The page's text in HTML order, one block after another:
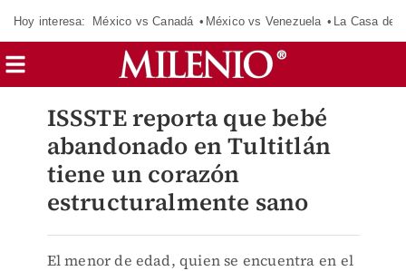
Hoy interesa: México vs Canadá México vs Venezuela La Casa de
ISSSTE reporta que bebé
abandonado en Tultitlán
tiene un corazón
estructuralmente sano
El menor de edad, quien se encuentra en el